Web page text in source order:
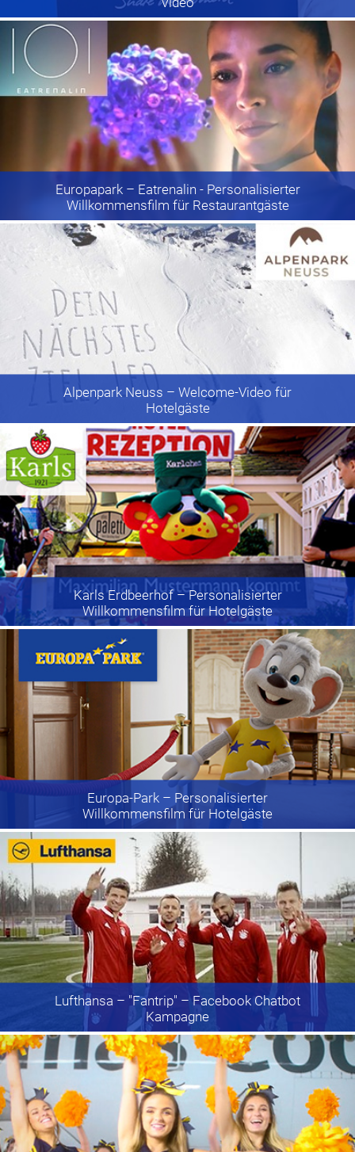
Europapark– Eatrenalin - Personalisierter
Willkommensfilm für Restaurantgäste
Alpenpark Neuss – Welcome-Video für
Hotelgäste
Karls Erdbeerhof– Personalisierter
Willkommensfilm für Hotelgäste
Europa-Park – Personalisierter
Willkommensfilm für Hotelgäste
Lufthansa – "Fantrip" – Facebook Chatbot
Kampagne